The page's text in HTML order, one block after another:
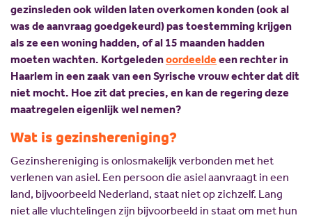
gezinsleden ook wilden laten overkomen konden (ook al
was de aanvraag goedgekeurd) pas toestemming krijgen
als ze een woning hadden, of al 15 maanden hadden
moeten wachten. Kortgeledenoordeelde een rechter in
Haarlem in een zaak van een Syrische vrouw echter dat dit
niet mocht. Hoe zit dat precies, en kan de regering deze
maatregelen eigenlijk wel nemen?
Wat is gezinshereniging?
Gezinshereniging is onlosmakelijk verbonden met het
verlenen van asiel. Een persoon die asiel aanvraagt in een
land, bijvoorbeeld Nederland, staat niet op zichzelf. Lang
niet alle vluchtelingen zijn bijvoorbeeld in staat om met hun